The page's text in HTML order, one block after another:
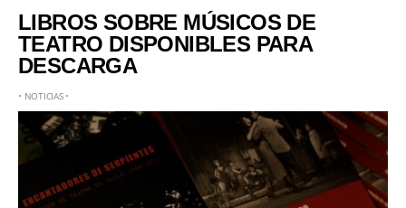
LIBROS SOBRE MÚSICOS DE
TEATRO DISPONIBLES PARA
DESCARGA
• NOTICIAS•